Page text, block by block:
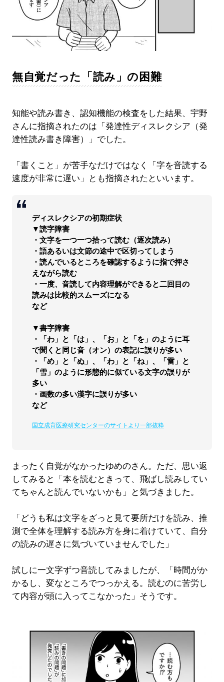
無自覚だった「読み」の困難
知能や読み書き、認知機能の検査をした結果、宇野
さんに指摘されたのは「発達性ディスレクシア（発
達性読み書き障害）」でした。
「書くこと」が苦手なだけではなく「字を音読する
速度が非常に遅い」とも指摘されたといいます。
ディスレクシアの初期症状
▼読字障害
・文字を一つ一つ拾って読む（逐次読み）
・語あるいは文節の途中で区切ってしまう
・読んでいるところを確認するように指で押さ
えながら読む
・一度、音読して内容理解ができると二回目の
読みは比較的スムーズになる
など
▼書字障害
・「わ」と「は」、「お」と「を」のように耳
で聞くと同じ音（オン）の表記に誤りが多い
・「め」と「ぬ」、「わ」と「ね」、「雷」と
「雪」のように形態的に似ている文字の誤りが
多い
・画数の多い漢字に誤りが多い
など
国立成育医療研究センターのサイトより一部抜粋
まったく自覚がなかったゆめのさん。ただ、思い返
してみると「本を読むときって、飛ばし読みしてい
てちゃんと読んでいないかも」と気づきました。
「どうも私は文字をざっと見て要所だけを読み、推
測で全体を理解する読み方を身に着けていて、自分
の読みの遅さに気づいていませんでした」
試しに一文字ずつ音読してみましたが、「時間がか
かるし、変なところでつっかえる。読むのに苦労し
て内容が頭に入ってこなかった」そうです。